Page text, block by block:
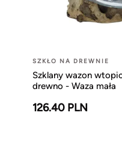
SZKŁO NA DREWNIE
Szklany wazon
drewno - Waza mała
126.40 PLN